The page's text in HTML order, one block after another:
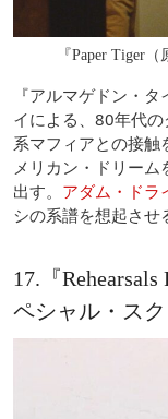
『Paper Tiger
『アルマゲドン・
イによる、80年代
系マフィアとの接触
メリカン・ドリー
出す。 アダム・ドラ
シの系譜を想起させ
17.『
ペシャル・スク